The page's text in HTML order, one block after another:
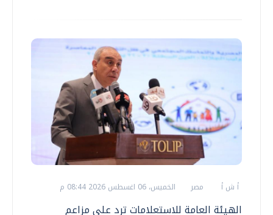
أ ش أ مصر الخميس، 06 اغسطس 2026 08:44 م
الهيئة العامة للاستعلامات ترد على مزاعم